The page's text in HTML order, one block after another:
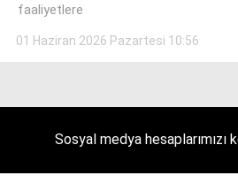
faaliyetlere
01 Haziran 2026 Pazartesi 10:56
Sosyal medya hesaplarımızı